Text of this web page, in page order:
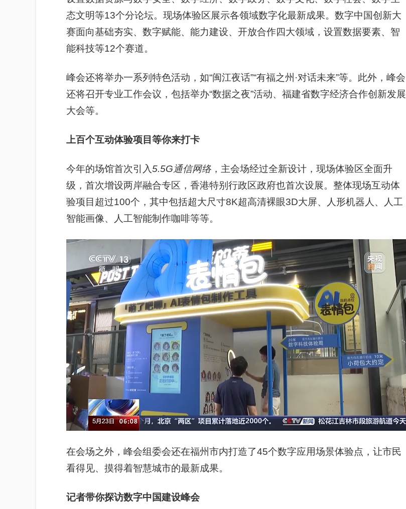
态文明等13个分论坛。现场体验区展示各领域数字化最新成果。数字中国创新大
赛面向基础夯实、数字赋能、能力建设、开放合作四大领域，设置数据要素、智
能科技等12个赛道。
峰会还将举办一系列特色活动，如“闽江夜话”“有福之州·对话未来”等。此外，峰会
还将召开专业工作会议，包括举办“数据之夜”活动、福建省数字经济合作创新发展
大会等。
上百个互动体验项目等你来打卡
今年的场馆首次引入5.5G通信网络 ，主会场经过全新设计，现场体验区全面升
级，首次增设两岸融合专区，香港特别行政区政府也首次设展。整体现场互动体
验项目超过100个，其中包括超大尺寸8K超高清裸眼3D大屏、人形机器人、人工
智能画像、人工智能制作咖啡等等。
在会场之外，峰会组委会还在福州市内打造了45个数字应用场景体验点，让市民
看得见、摸得着智慧城市的最新成果。
记者带你探访数字中国建设峰会